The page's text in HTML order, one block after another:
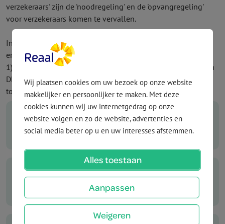
Wij plaatsen cookies om uw bezoek op onze website
makkelijker en persoonlijker te maken. Met deze
cookies kunnen wij uw internetgedrag op onze
website volgen en zo de website, advertenties en
social media beter op u en uw interesses afstemmen.
Alles toestaan
Aanpassen
Weigeren
verzekeraars' zijn de 'nood­regeling' en de 'opvang­regeling'
voor verzekeraars komen te vervallen.
Indien een verzekeraar in de financiële problemen raakt, zijn
er 2 mogelijkheden:
1) DNB gaat over tot afwikkeling van een verzekeraar. Dit kan
DNB op 4 verschillende manieren of in een combinatie
toepassen:
Bail-in
Overgang van onderneming